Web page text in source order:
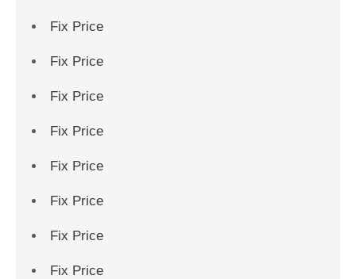
Fix Price
Fix Price
Fix Price
Fix Price
Fix Price
Fix Price
Fix Price
Fix Price